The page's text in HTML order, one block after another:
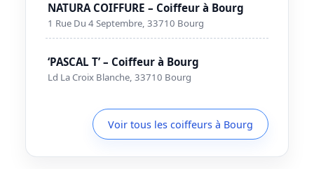
NATURA COIFFURE – Coiffeur à Bourg
1 Rue Du 4 Septembre, 33710 Bourg
‘PASCAL T’ – Coiffeur à Bourg
Ld La Croix Blanche, 33710 Bourg
Voir tous les coiffeurs à Bourg